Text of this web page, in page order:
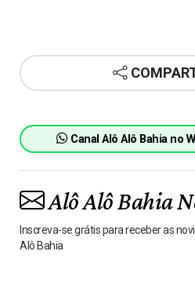
Canal Alô Alô Bahia no
Alô Alô Bahia
Inscreva-se grátis para receber as
Alô Bahia